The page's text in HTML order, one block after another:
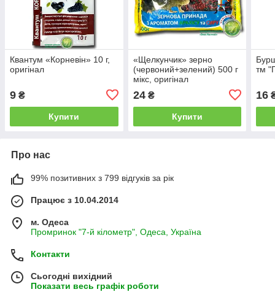
Квантум «Корневін» 10 г,
оригінал
9 ₴
Купити
«Щелкунчик» зерно
(червоний+зелений) 500 г
мікс, оригінал
24₴
Купити
тм
16
Про нас
99% позитивних з 799 відгуків за рік
Працює з 10.04.2014
м. Одеса
Промринок "7-й кілометр", Одеса, Україна
Контакти
Сьогодні вихідний
Показати весь графік роботи